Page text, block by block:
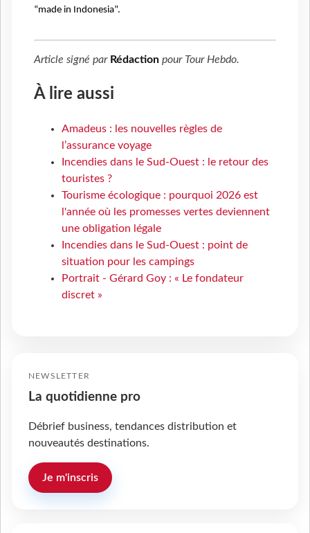
“made in Indonesia”.
Article signé par Rédaction pour Tour Hebdo.
À lire aussi
Amadeus : les nouvelles règles de
l’assurance voyage
Incendies dans le Sud-Ouest : le retour des
touristes ?
Tourisme écologique : pourquoi 2026 est
l'année où les promesses vertes deviennent
une obligation légale
Incendies dans le Sud-Ouest : point de
situation pour les campings
Portrait - Gérard Goy : « Le fondateur
discret »
NEWSLETTER
La quotidienne pro
Débrief business, tendances distribution et
nouveautés destinations.
Je m'inscris